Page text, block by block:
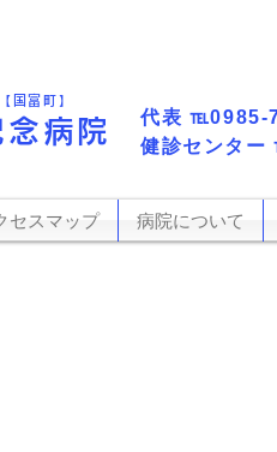
​健診センター
国富町】
病院 代表​ ℡0985-
セスマップ 病院について